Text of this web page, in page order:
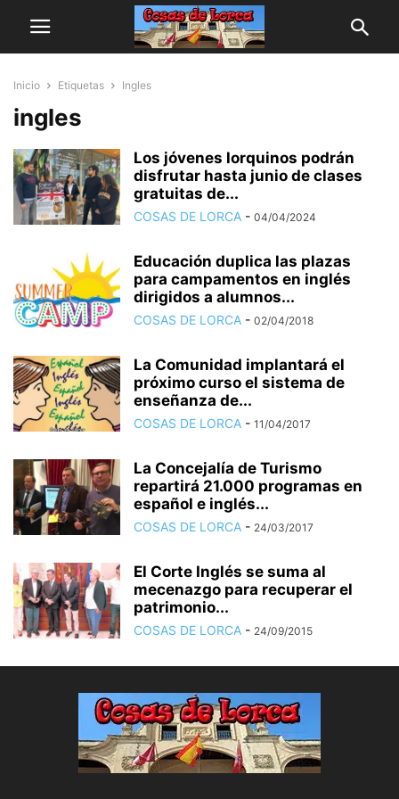
Inicio Etiquetas Ingles
ingles
Los jóvenes lorquinos podrán
disfrutar hasta junio de clases
gratuitas de...
COSAS DE LORCA - 04/04/2024
Educación duplica las plazas
para campamentos en inglés
dirigidos a alumnos...
COSAS DE LORCA - 02/04/2018
La Comunidad implantará el
próximo curso el sistema de
enseñanza de...
COSAS DE LORCA - 11/04/2017
La Concejalía de Turismo
repartirá 21.000 programas en
español e inglés...
COSAS DE LORCA - 24/03/2017
El Corte Inglés se suma al
mecenazgo para recuperar el
patrimonio...
COSAS DE LORCA - 24/09/2015